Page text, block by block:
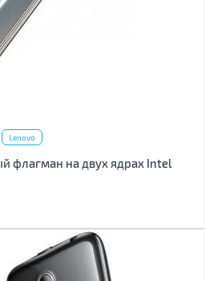
Lenovo
флагман на двух ядрах Intel